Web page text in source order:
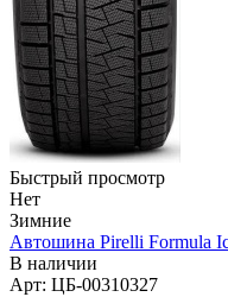
Быстрый просмотр
Нет
Зимние
Автошина Pirelli Formula
В наличии
Арт: ЦБ-00310327